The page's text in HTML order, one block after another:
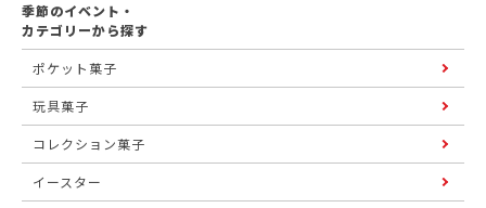
季節のイベント・
カテゴリーから探す
ポケット菓子
玩具菓子
コレクション菓子
イースター